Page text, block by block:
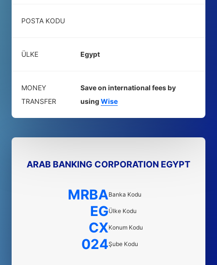
POSTA KODU
ÜLKE Egypt
MONEY
TRANSFER
Save on international fees by
using Wise
ARAB BANKING CORPORATION EGYPT
MRBABanka Kodu
EGÜlke Kodu
CXKonum Kodu
024Şube Kodu